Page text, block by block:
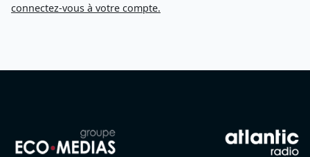
connectez-vous à votre compte.